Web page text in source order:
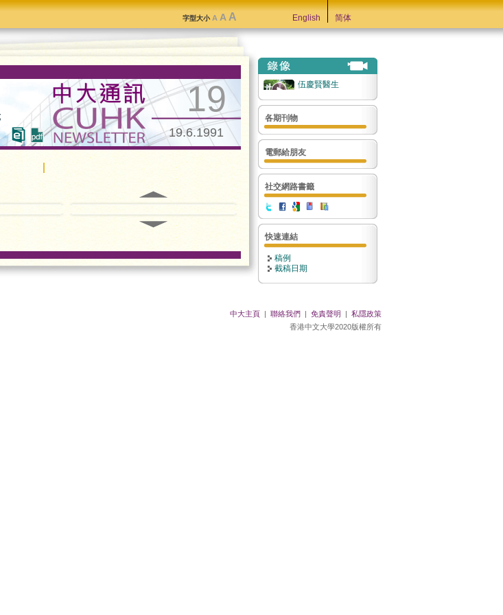
字型大小 A A A English 简体
19
19.6.1991
伍慶賢醫生
各期刊物
電郵給朋友
社交網路書籤
快速連結
稿例
截稿日期
中大主頁 | 聯絡我們 | 免責聲明 | 私隱政策
香港中文大學2020版權所有